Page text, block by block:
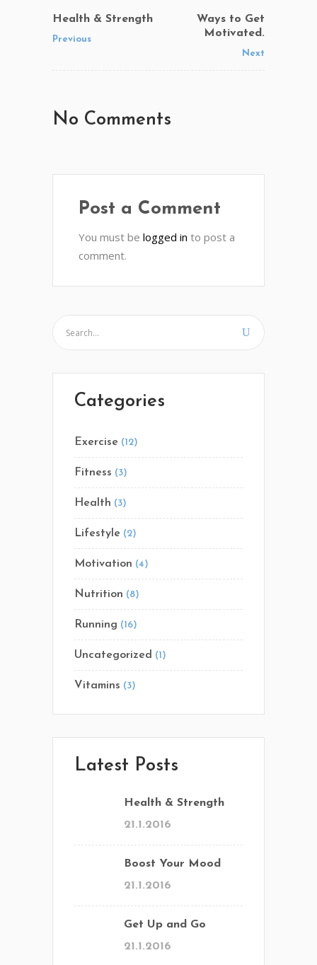
Health & Strength
Previous
Ways to Get
Motivated.
Next
No Comments
Post a Comment
You must be logged in to post a
comment.
Categories
Exercise (12)
Fitness (3)
Health (3)
Lifestyle (2)
Motivation (4)
Nutrition (8)
Running (16)
Uncategorized (1)
Vitamins (3)
Latest Posts
Health & Strength
21.1.2016
Boost Your Mood
21.1.2016
Get Up and Go
21.1.2016